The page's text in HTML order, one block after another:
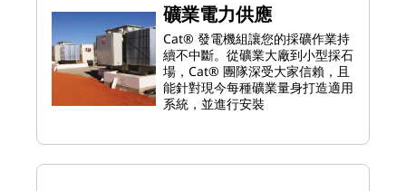
礦業電力供應
Cat® 發電機組讓您的採礦作業持
續不中斷。從礦業大廠到小型採石
場，Cat® 團隊深受大家信賴，且
能針對現今每種礦業量身打造適用
系統，並進行安裝